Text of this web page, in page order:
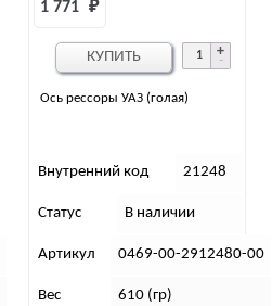
Ось рессоры УАЗ (голая)
1 771 ₽
Внутренний код 21248
Статус В наличии
Артикул 0469-00-2912480-00
Вес 610 (гр)
КУПИТЬ